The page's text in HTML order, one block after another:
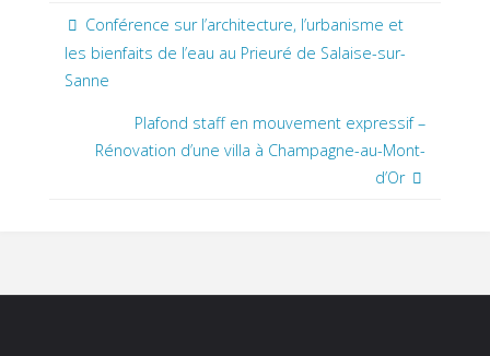
Conférence sur l’architecture, l’urbanisme et
les bienfaits de l’eau au Prieuré de Salaise-sur-
Sanne
Plafond staff en mouvement expressif –
Rénovation d’une villa à Champagne-au-Mont-
d’Or